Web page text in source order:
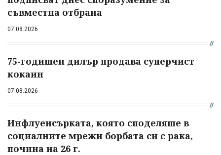
съвместна отбрана
07.08.2026
75-годишен дилър продава суперчист
кокаин
07.08.2026
Инфлуенсърката, която споделяше в
социалните мрежи борбата си с рака,
почина на 26 г.